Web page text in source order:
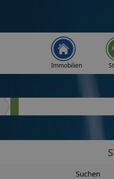
Immobilien
Suchen